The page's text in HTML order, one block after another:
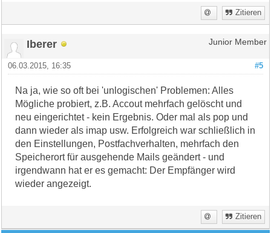
Zitieren
Iberer Junior Member
#5
06.03.2015, 16:35
Na ja, wie so oft bei 'unlogischen' Problemen: Alles
Mögliche probiert, z.B. Accout mehrfach gelöscht und
neu eingerichtet - kein Ergebnis. Oder mal als pop und
dann wieder als imap usw. Erfolgreich war schließlich in
den Einstellungen, Postfachverhalten, mehrfach den
Speicherort für ausgehende Mails geändert - und
irgendwann hat er es gemacht: Der Empfänger wird
wieder angezeigt.
Zitieren